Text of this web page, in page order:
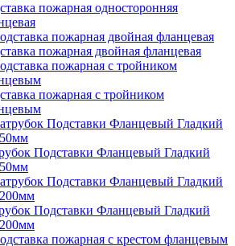
пожарная односторонняя
пожарная двойная фланцевая
пожарная с тройником
Подставки Фланцевый Гладкий
Подставки Фланцевый Гладкий